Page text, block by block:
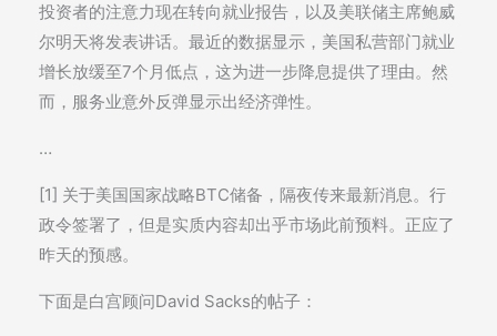
投资者的注意力现在转向就业报告，以及美联储主席鲍威
尔明天将发表讲话。最近的数据显示，美国私营部门就业
增长放缓至7个月低点，这为进一步降息提供了理由。然
而，服务业意外反弹显示出经济弹性。
…
[1] 关于美国国家战略BTC储备，隔夜传来最新消息。行
政令签署了，但是实质内容却出乎市场此前预料。正应了
昨天的预感。
下面是白宫顾问David Sacks的帖子：